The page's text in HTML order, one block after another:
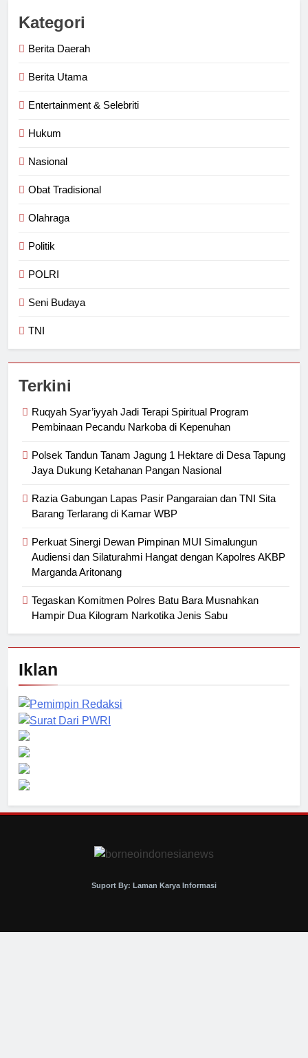
Kategori
Berita Daerah
Berita Utama
Entertainment & Selebriti
Hukum
Nasional
Obat Tradisional
Olahraga
Politik
POLRI
Seni Budaya
TNI
Terkini
Ruqyah Syar’iyyah Jadi Terapi Spiritual Program
Pembinaan Pecandu Narkoba di Kepenuhan
Polsek Tandun Tanam Jagung 1 Hektare di Desa Tapung
Jaya Dukung Ketahanan Pangan Nasional
Razia Gabungan Lapas Pasir Pangaraian dan TNI Sita
Barang Terlarang di Kamar WBP
Perkuat Sinergi Dewan Pimpinan MUI Simalungun
Audiensi dan Silaturahmi Hangat dengan Kapolres AKBP
Marganda Aritonang
Tegaskan Komitmen Polres Batu Bara Musnahkan
Hampir Dua Kilogram Narkotika Jenis Sabu
Iklan
Suport By: Laman Karya Informasi